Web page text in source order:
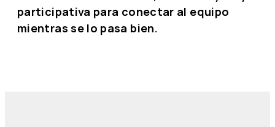
participativa para conectar al equipo
mientras se lo pasa bien.